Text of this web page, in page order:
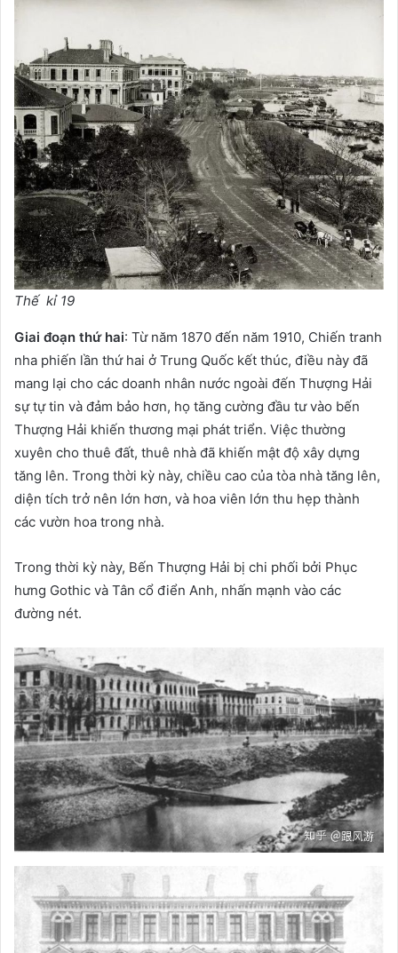
Thế kỉ 19
Giai đoạn thứ hai: Từ năm 1870 đến năm 1910, Chiến tranh
nha phiến lần thứ hai ở Trung Quốc kết thúc, điều này đã
mang lại cho các doanh nhân nước ngoài đến Thượng Hải
sự tự tin và đảm bảo hơn, họ tăng cường đầu tư vào bến
Thượng Hải khiến thương mại phát triển. Việc thường
xuyên cho thuê đất, thuê nhà đã khiến mật độ xây dựng
tăng lên. Trong thời kỳ này, chiều cao của tòa nhà tăng lên,
diện tích trở nên lớn hơn, và hoa viên lớn thu hẹp thành
các vườn hoa trong nhà.
Trong thời kỳ này, Bến Thượng Hải bị chi phối bởi Phục
hưng Gothic và Tân cổ điển Anh, nhấn mạnh vào các
đường nét.